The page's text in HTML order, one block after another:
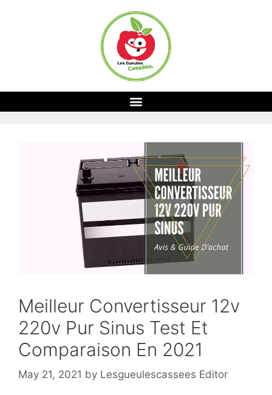
Meilleur Convertisseur 12v
220v Pur Sinus Test Et
Comparaison En 2021
May 21, 2021 by Lesgueulescassees Editor